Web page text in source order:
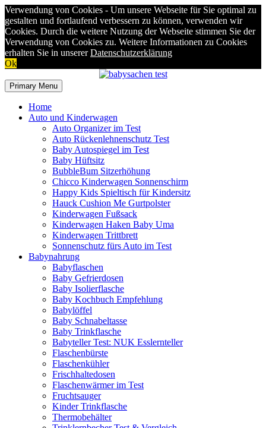
Verwendung von Cookies - Um unsere Webseite für Sie optimal zu
gestalten und fortlaufend verbessern zu können, verwenden wir
Cookies. Durch die weitere Nutzung der Webseite stimmen Sie der
Verwendung von Cookies zu. Weitere Informationen zu Cookies
erhalten Sie in unsererDatenschutzerklärung
Ok
to
content
Primary Menu
Home
Auto und Kinderwagen
Auto Organizer im Test
Auto Rückenlehnenschutz Test
Baby Autospiegel im Test
Baby Hüftsitz
BubbleBum Sitzerhöhung
Chicco Kinderwagen Sonnenschirm
Happy Kids Spieltisch für Kindersitz
Hauck Cushion Me Gurtpolster
Kinderwagen Fußsack
Kinderwagen Haken Baby Uma
Kinderwagen Trittbrett
Sonnenschutz fürs Auto im Test
Babynahrung
Babyflaschen
Baby Gefrierdosen
Baby Isolierflasche
Baby Kochbuch Empfehlung
Babylöffel
Baby Schnabeltasse
Baby Trinkflasche
Babyteller Test: NUK Esslernteller
Flaschenbürste
Flaschenkühler
Frischhaltedosen
Flaschenwärmer im Test
Fruchtsauger
Kinder Trinkflasche
Thermobehälter